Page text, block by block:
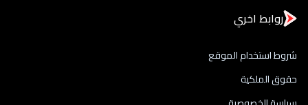
روابط اخري
شروط استخدام الموقع
حقوق الملكية